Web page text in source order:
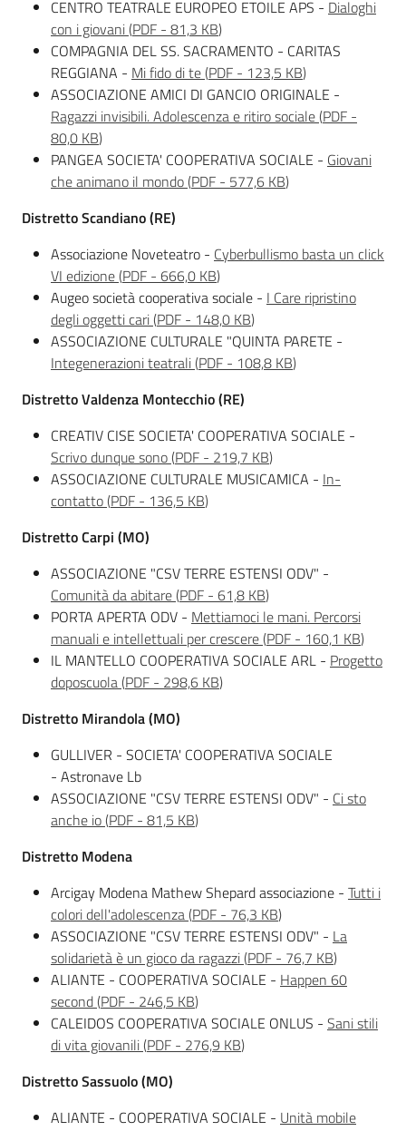
CENTRO TEATRALE EUROPEO ETOILE APS - Dialoghi
con i giovani(PDF - 81,3 KB)
COMPAGNIA DEL SS. SACRAMENTO - CARITAS
REGGIANA - Mi fido di te(PDF - 123,5 KB)
ASSOCIAZIONE AMICI DI GANCIO ORIGINALE -
Ragazzi invisibili. Adolescenza e ritiro sociale(PDF -
80,0 KB)
PANGEA SOCIETA' COOPERATIVA SOCIALE - Giovani
che animano il mondo(PDF - 577,6 KB)
Distretto Scandiano (RE)
Associazione Noveteatro - Cyberbullismo basta un click
VI edizione(PDF - 666,0 KB)
Augeo società cooperativa sociale - I Care ripristino
degli oggetti cari(PDF - 148,0 KB)
ASSOCIAZIONE CULTURALE "QUINTA PARETE -
Integenerazioni teatrali(PDF - 108,8 KB)
Distretto Valdenza Montecchio (RE)
CREATIV CISE SOCIETA' COOPERATIVA SOCIALE -
Scrivo dunque sono(PDF - 219,7 KB)
ASSOCIAZIONE CULTURALE MUSICAMICA - In-
contatto(PDF - 136,5 KB)
Distretto Carpi (MO)
ASSOCIAZIONE "CSV TERRE ESTENSI ODV" -
Comunità da abitare(PDF - 61,8 KB)
PORTA APERTA ODV - Mettiamoci le mani. Percorsi
manuali e intellettuali per crescere(PDF - 160,1 KB)
IL MANTELLO COOPERATIVA SOCIALE ARL - Progetto
doposcuola(PDF - 298,6 KB)
Distretto Mirandola (MO)
GULLIVER - SOCIETA' COOPERATIVA SOCIALE
- Astronave Lb
ASSOCIAZIONE "CSV TERRE ESTENSI ODV" - Ci sto
anche io(PDF - 81,5 KB)
Distretto Modena
Arcigay Modena Mathew Shepard associazione - Tutti i
colori dell'adolescenza(PDF - 76,3 KB)
ASSOCIAZIONE "CSV TERRE ESTENSI ODV" - La
solidarietà è un gioco da ragazzi(PDF - 76,7 KB)
ALIANTE - COOPERATIVA SOCIALE - Happen 60
second(PDF - 246,5 KB)
CALEIDOS COOPERATIVA SOCIALE ONLUS - Sani stili
di vita giovanili(PDF - 276,9 KB)
Distretto Sassuolo (MO)
ALIANTE - COOPERATIVA SOCIALE - Unità mobile